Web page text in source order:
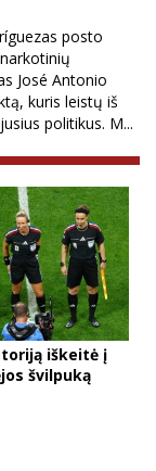
posto
José Antonio
kuris leistų iš
politikus. M...
iškeitė į
švilpuką